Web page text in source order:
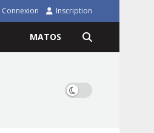
Connexion Inscription
MATOS